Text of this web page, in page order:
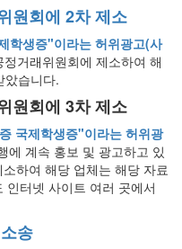
원회에 2차 제소
학생증"이라는 허위광고(사
거래위원회에 제소하여 해
았습니다.
원회에 3차 제소
국제학생증"이라는 허위광
에 계속 홍보 및 광고하고 있
하여 해당 업체는 해당 자료
터넷 사이트 여러 곳에서
송